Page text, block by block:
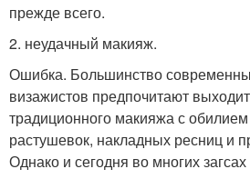
прежде всего.
2. неудачный макияж.
Ошибка. Большинство
визажистов предпочитают
традиционного макияжа с
растушевок, накладных ресниц и
Однако и сегодня во многих